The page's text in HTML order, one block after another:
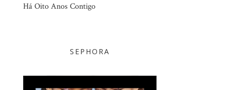
Há Oito Anos Contigo
SEPHORA